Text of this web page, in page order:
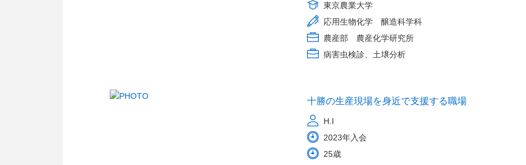
東京農業大学
応用生物化学 醸造科学科
農産部 農産化学研究所
病害虫検診、土壌分析
十勝の生産現場を身近で支援する職場
H.I
2023年入会
25歳